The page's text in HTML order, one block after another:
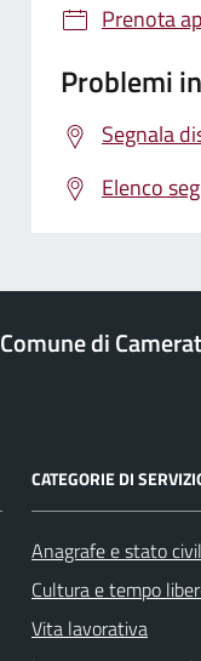
Prenota
Problemi
Segnala
Elenco
Comune di
CATEGORIE DI
Anagrafe e stato
Cultura e tempo
Vita lavorativa